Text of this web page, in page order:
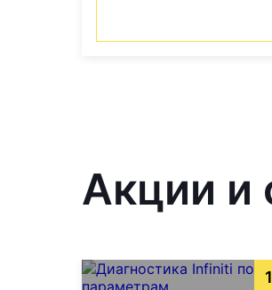
Акции и